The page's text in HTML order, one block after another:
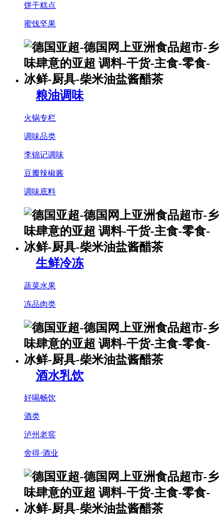
饼干糕点
蜜饯坚果
粮油调味
火锅专栏
调味品类
李锦记调味
豆瓣辣椒酱
调味底料
生鲜冷冻
蔬菜水果
冻品肉类
酒水乳饮
好喝畅饮
酒类
泸州老窖
舍得·酒业